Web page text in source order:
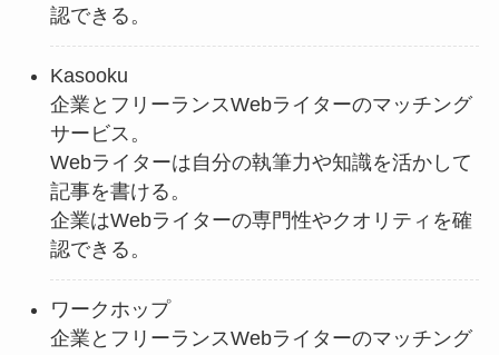
認できる。
Kasooku
企業とフリーランスWebライターのマッチング
サービス。
Webライターは自分の執筆力や知識を活かして
記事を書ける。
企業はWebライターの専門性やクオリティを確
認できる。
ワークホップ
企業とフリーランスWebライターのマッチング